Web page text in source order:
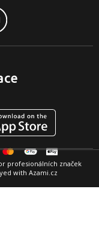
profesionálních značek
with Azami.cz